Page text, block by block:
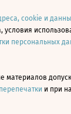
cookie и
условия
персональных
материалов
и при